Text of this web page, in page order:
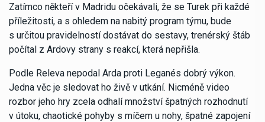
Zatímco někteří v Madridu očekávali, že se Turek při každé
příležitosti, a s ohledem na nabitý program týmu, bude
s určitou pravidelností dostávat do sestavy, trenérský štáb
počítal z Ardovy strany s reakcí, která nepřišla.
Podle Releva nepodal Arda proti Leganés dobrý výkon.
Jedna věc je sledovat ho živě v utkání. Nicméně video
rozbor jeho hry zcela odhalí množství špatných rozhodnutí
v útoku, chaotické pohyby s míčem u nohy, špatné zapojení